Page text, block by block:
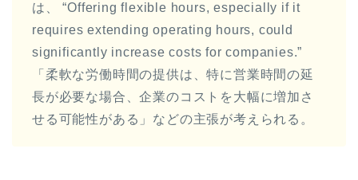
は、 “Offering flexible hours, especially if it
requires extending operating hours, could
significantly increase costs for companies.”
「柔軟な労働時間の提供は、特に営業時間の延
長が必要な場合、企業のコストを大幅に増加さ
せる可能性がある」などの主張が考えられる。